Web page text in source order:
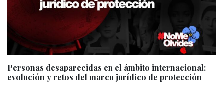
Personas desaparecidas en el ámbito internacional:
evolución y retos del marco jurídico de protección